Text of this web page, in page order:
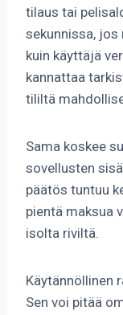
tilaus tai
sekunnissa, jos
kuin käyttäjä
kannattaa
tililtä
Sama koskee
sovellusten
päätös tuntuu
pientä maksua
isolta riviltä.
Käytännöllinen
Sen voi pitää